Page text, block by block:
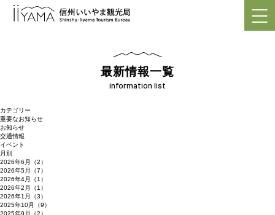
最新情報一覧
information list
カテゴリー
重要なお知らせ
お知らせ
交通情報
イベント
月別
2026年6月（2）
2026年5月（7）
2026年4月（1）
2026年2月（1）
2026年1月（3）
2025年10月（9）
2025年9月（2）